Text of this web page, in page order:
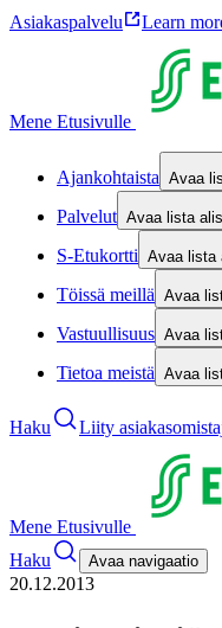
Asiakaspalvelu Learn
Mene Etusivulle
Ajankohtaista Avaa
Palvelut Avaa lista
S-Etukortti Avaa lista
Töissä meillä Avaa
Vastuullisuus Avaa
Tietoa meistä Avaa
Haku Liity
Mene Etusivulle
Haku
Avaa navigaatio
20.12.2013